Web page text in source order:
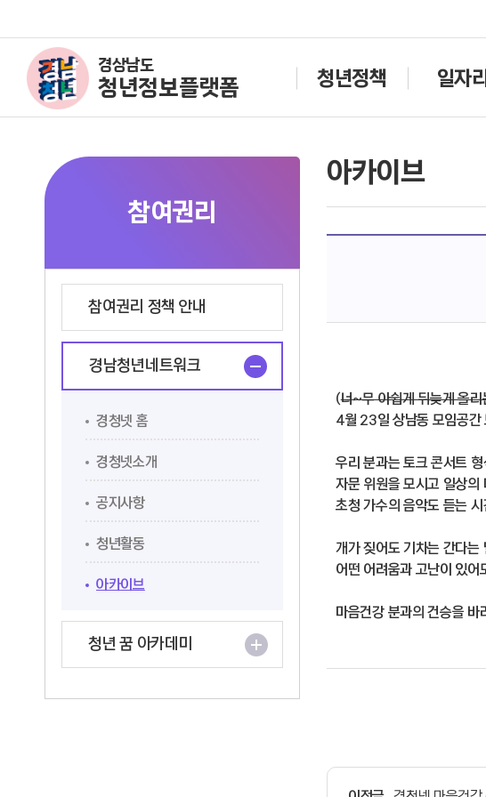
경상남도
청년정보플랫폼 청년정책 일자리
참여권리
참여권리 정책 안내
경남청년네트워크
경청넷 홈
경청넷소개
공지사항
청년활동
아카이브
청년 꿈 아카데미
아카이브
(너~무 아쉽게 뒤늦게 올
4월 23일 상남동 모임공간
우리 분과는 토크 콘서트
자문 위원을 모시고 일상의
초청 가수의 음악도 듣는 시
개가 짖어도 기차는 간다는
어떤 어려움과 고난이 있어
마음건강 분과의 건승을 바